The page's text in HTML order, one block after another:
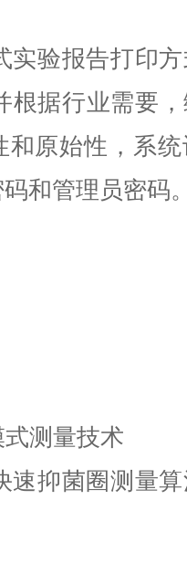
验报告打印
根据行业需要
和原始性，系
和管理员密码
测量技术
抑菌圈测量